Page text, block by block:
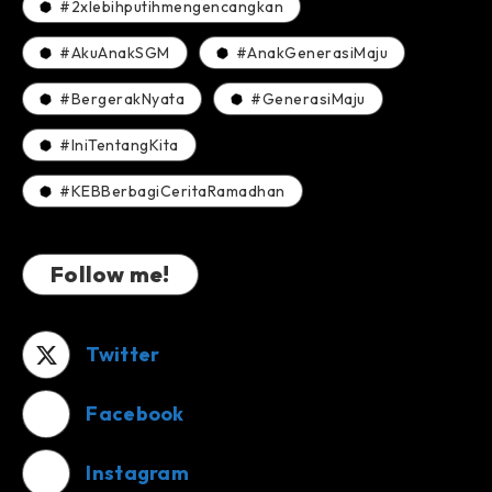
#2xlebihputihmengencangkan
#AkuAnakSGM #AnakGenerasiMaju
#BergerakNyata #GenerasiMaju
#IniTentangKita
#KEBBerbagiCeritaRamadhan
Follow me!
Twitter
Facebook
Instagram